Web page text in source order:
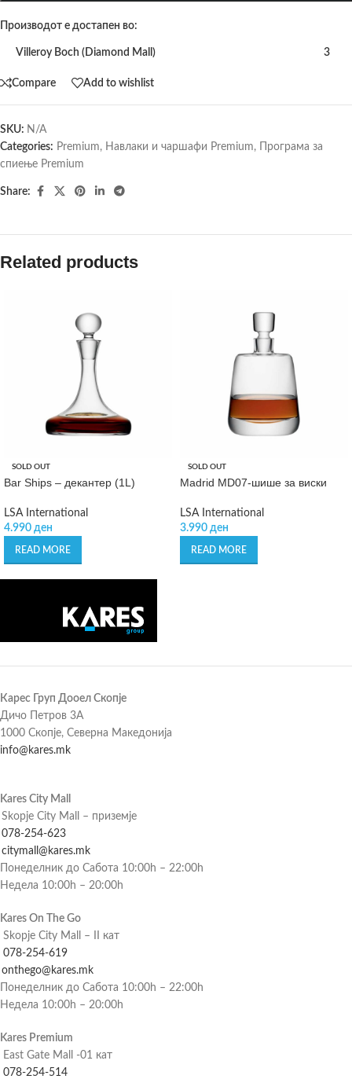
Производот е достапен во:
Villeroy Boch (Diamond Mall) 3
Compare Add to wishlist
SKU: N/A
Categories: Premium, Навлаки и чаршафи Premium,
Програма за
спиење Premium
Share:
Related products
SOLD OUT
Bar Ships – декантер (1L)
LSA International
4.990 ден
READ MORE
SOLD OUT
Madrid MD07-шише за виски
LSA International
3.990 ден
READ MORE
Карес Груп Дооел Скопје
Дичо Петров 3А
1000 Скопје, Северна Македонија
info@kares.mk
Kares City Mall
Skopje City Mall – приземје
078-254-623
citymall@kares.mk
Понеделник до Сабота 10:00h – 22:00h
Недела 10:00h – 20:00h
Kares On The Go
Skopje City Mall – II кат
078-254-619
onthego@kares.mk
Понеделник до Сабота 10:00h – 22:00h
Недела 10:00h – 20:00h
Kares Premium
East Gate Mall -01 кат
078-254-514